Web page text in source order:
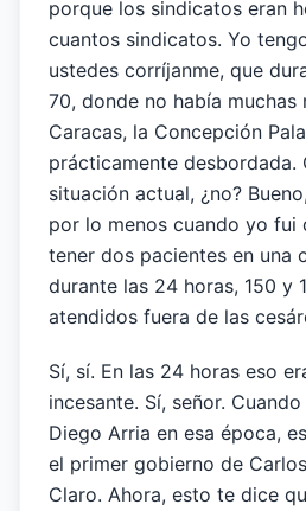
porque los sindicatos eran
cuantos sindicatos. Yo
ustedes corríjanme, que
70, donde no había muchas
Caracas, la Concepción
prácticamente desbordada.
situación actual, ¿no?
por lo menos cuando yo fui
tener dos pacientes en una
durante las 24 horas, 150 y
atendidos fuera de las
Sí, sí. En las 24 horas eso
incesante. Sí, señor.
Diego Arria en esa época,
el primer gobierno de
Claro. Ahora, esto te dice